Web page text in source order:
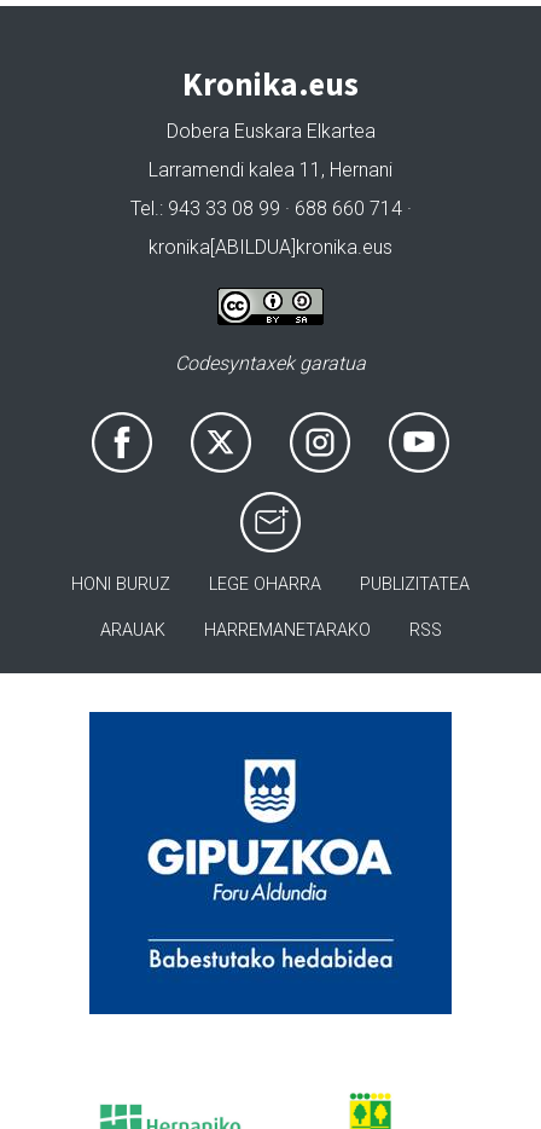
Kronika.eus
Dobera Euskara Elkartea
Larramendi kalea 11, Hernani
Tel.: 943 33 08 99 · 688 660 714 ·
kronika[ABILDUA]kronika.eus
Codesyntaxek garatua
HONI BURUZ LEGE OHARRA PUBLIZITATEA
ARAUAK HARREMANETARAKO RSS